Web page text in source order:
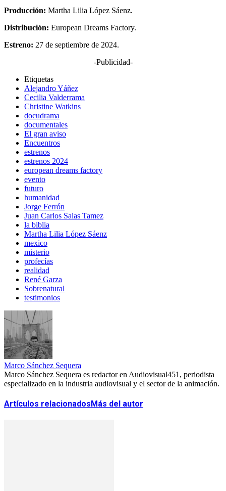
Producción: Martha Lilia López Sáenz.
Distribución: European Dreams Factory.
Estreno: 27 de septiembre de 2024.
-Publicidad-
Etiquetas
Alejandro Yáñez
Cecilia Valderrama
Christine Watkins
docudrama
documentales
El gran aviso
Encuentros
estrenos
estrenos 2024
european dreams factory
evento
futuro
humanidad
Jorge Ferrón
Juan Carlos Salas Tamez
la biblia
Martha Lilia López Sáenz
mexico
misterio
profecías
realidad
René Garza
Sobrenatural
testimonios
Marco Sánchez Sequera
Marco Sánchez Sequera es redactor en Audiovisual451, periodista
especializado en la industria audiovisual y el sector de la animación.
Artículos relacionados Más del autor